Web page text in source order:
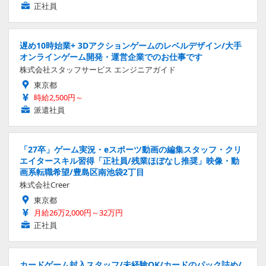
正社員
遅め10時始業+ 3Dアクションゲームのレベルデザイン/大手
オンラインゲーム開発・運営企業でのお仕事です
株式会社スタッフサービス エンジニアガイド
東京都
時給2,500円～
派遣社員
「27卒」ゲーム実況・eスポーツ動画の編集スタッフ・クリ
エイタースキル習得「正社員/残業ほぼなし推奨」映像・動
画系転職希望/豊島区南池袋2丁目
株式会社Creer
東京都
月給26万2,000円～32万円
正社員